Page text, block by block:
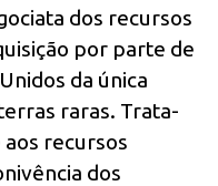
dos recursos
por parte de
da única
raras. Trata-
recursos
dos